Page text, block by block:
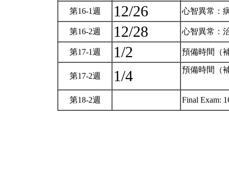
第16-1週 12/26 心智異常：
第16-2週 12/28 心智異常：
第17-1週 1/2 預備時間（
第17-2週 1/4 預備時間（
第18-2週 Final Exam: